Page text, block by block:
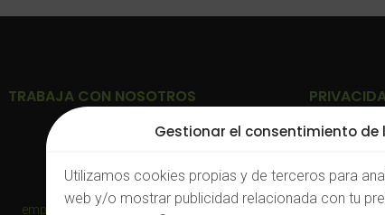
Gestionar el consentimiento de
Utilizamos cookies propias y de terceros para
web y/o mostrar publicidad relacionada con tu
TRABAJA CON NOSOTROS
empleo@aspronabierzo.org
Aviso Legal
Política de